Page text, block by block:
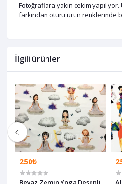
Fotoğraflara yakın çekim
farkından ötürü ürün renklerinde
İlgili ürünler
250₺
Beyaz Zemin Yoga Desenli